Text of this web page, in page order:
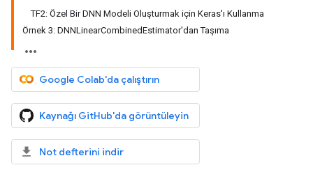
TF2: Özel Bir DNN Modeli Oluşturmak için Keras'ı Kullanma
Örnek 3: DNNLinearCombinedEstimator'dan Taşıma
Google Colab'da çalıştırın
Kaynağı GitHub'da görüntüleyin
Not defterini indir